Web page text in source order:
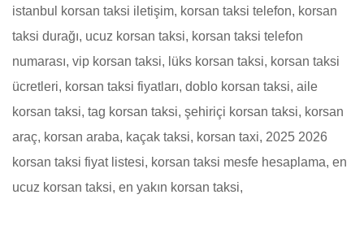
istanbul korsan taksi iletişim, korsan taksi telefon, korsan
taksi durağı, ucuz korsan taksi, korsan taksi telefon
numarası, vip korsan taksi, lüks korsan taksi, korsan taksi
ücretleri, korsan taksi fiyatları, doblo korsan taksi, aile
korsan taksi, tag korsan taksi, şehiriçi korsan taksi, korsan
araç, korsan araba, kaçak taksi, korsan taxi, 2025 2026
korsan taksi fiyat listesi, korsan taksi mesfe hesaplama, en
ucuz korsan taksi, en yakın korsan taksi,